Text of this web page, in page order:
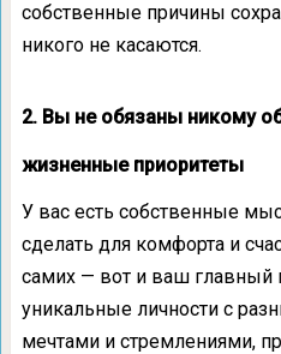
собственные причины
никого не касаются.
2. Вы не обязаны никому
жизненные приоритеты
У вас есть собственные
сделать для комфорта и
самих — вот и ваш главный
уникальные личности с
мечтами и стремлениями,